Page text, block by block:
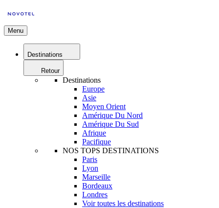
Menu
Destinations
Retour
Destinations
Europe
Asie
Moyen Orient
Amérique Du Nord
Amérique Du Sud
Afrique
Pacifique
NOS TOPS DESTINATIONS
Paris
Lyon
Marseille
Bordeaux
Londres
Voir toutes les destinations